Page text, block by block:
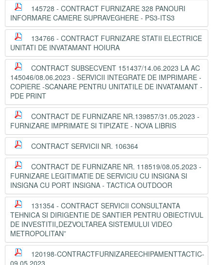
145728 - CONTRACT FURNIZARE 328 PANOURI
INFORMARE CAMERE SUPRAVEGHERE - PS3-ITS3
134766 - CONTRACT FURNIZARE STATII ELECTRICE
UNITATI DE INVATAMANT HOIURA
CONTRACT SUBSECVENT 151437/14.06.2023 LA AC
145046/08.06.2023 - SERVICII INTEGRATE DE IMPRIMARE -
COPIERE -SCANARE PENTRU UNITATILE DE INVATAMANT -
PDE PRINT
CONTRACT DE FURNIZARE NR.139857/31.05.2023 -
FURNIZARE IMPRIMATE SI TIPIZATE - NOVA LIBRIS
CONTRACT SERVICII NR. 106364
CONTRACT DE FURNIZARE NR. 118519/08.05.2023 -
FURNIZARE LEGITIMATIE DE SERVICIU CU INSIGNA SI
INSIGNA CU PORT INSIGNA - TACTICA OUTDOOR
131354 - CONTRACT SERVICII CONSULTANTA
TEHNICA SI DIRIGENTIE DE SANTIER PENTRU OBIECTIVUL
DE INVESTITII„DEZVOLTAREA SISTEMULUI VIDEO
METROPOLITAN”
120198-CONTRACTFURNIZAREECHIPAMENTTACTIC-
09.05.2023